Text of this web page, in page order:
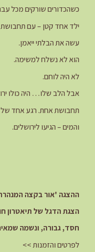
כשהכדורים שורקים מכל
ילד אחד קטן – עם
עשה את הבלתי ייאמן.
הוא לא נשלח למשימה.
לא היה לוחם.
אבל הלב שלו… היה כולו
תחבושת אחת. רגע אחד של
והמים – הגיעו לירושלים.
ההצגה 'אור בקצה
הצגת הדגל של תיאטרון
חסד, גבורה, ונשמה
לפרטים והזמנות >>